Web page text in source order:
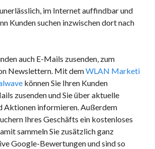
im Internet auffindbar und
Kunden suchen inzwischen dort nach
auch E-Mails zusenden, zum
Newslettern. Mit demWLAN Marketi
können Sie Ihren Kunden
zusenden und Sie über aktuelle
Aktionen informieren. Außerdem
Ihres Geschäfts ein kostenloses
sammeln Sie zusätzlich ganz
Google-Bewertungen und sind so